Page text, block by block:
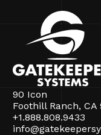
90 Icon
Foothill Ranch, CA
+1.888.808.9433